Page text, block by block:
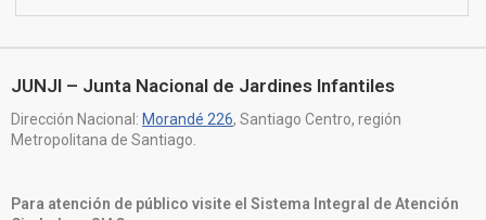
JUNJI – Junta Nacional de Jardines Infantiles
Dirección Nacional: Morandé 226, Santiago Centro, región
Metropolitana de Santiago.
Para atención de público visite el Sistema Integral de Atención